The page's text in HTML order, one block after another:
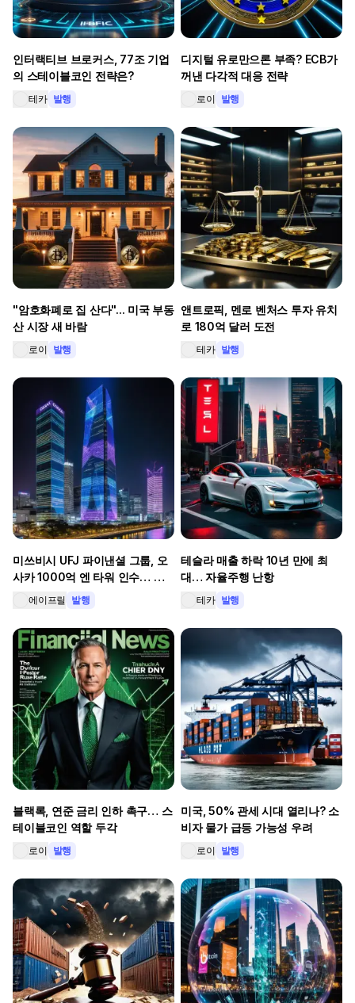
인터랙티브 브로커스, 77조 기업
의 스테이블코인 전략은?
테카 발행
디지털 유로만으론 부족? ECB가
꺼낸 다각적 대응 전략
로이 발행
"암호화폐로 집 산다"... 미국 부동
산 시장 새 바람
로이 발행
앤트로픽, 멘로 벤처스 투자 유치
로 180억 달러 도전
테카 발행
미쓰비시 UFJ 파이낸셜 그룹, 오
사카 1000억 엔 타워 인수… 디
지털 증권화로 투자 혁신 이룬다
에이프릴 발행
테슬라 매출 하락 10년 만에 최
대… 자율주행 난항
테카 발행
블랙록, 연준 금리 인하 촉구… 스
테이블코인 역할 두각
로이 발행
미국, 50% 관세 시대 열리나? 소
비자 물가 급등 가능성 우려
로이 발행